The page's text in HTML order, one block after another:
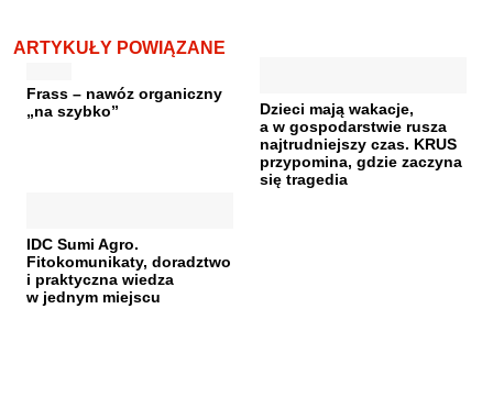
ARTYKUŁY POWIĄZANE
Frass – nawóz organiczny
„na szybko”
Dzieci mają wakacje,
a w gospodarstwie rusza
najtrudniejszy czas. KRUS
przypomina, gdzie zaczyna
się tragedia
IDC Sumi Agro.
Fitokomunikaty, doradztwo
i praktyczna wiedza
w jednym miejscu